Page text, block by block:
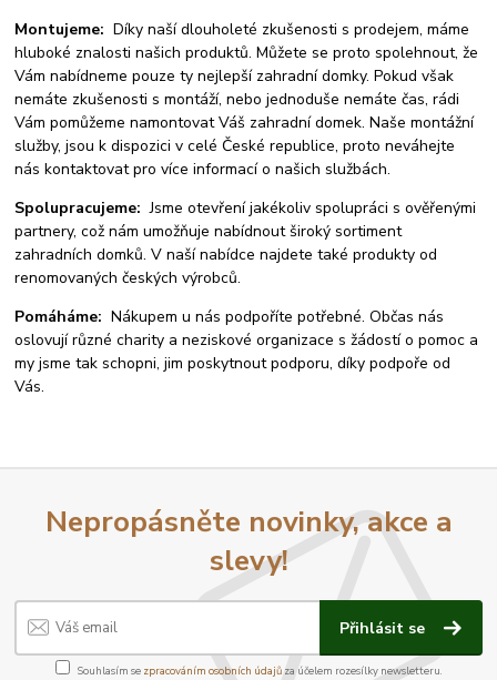
Montujeme:Díky naší dlouholeté zkušenosti s prodejem, máme
hluboké znalosti našich produktů. Můžete se proto spolehnout, že
Vám nabídneme pouze ty nejlepší zahradní domky. Pokud však
nemáte zkušenosti s montáží, nebo jednoduše nemáte čas, rádi
Vám pomůžeme namontovat Váš zahradní domek. Naše montážní
služby, jsou k dispozici v celé České republice, proto neváhejte
nás kontaktovat pro více informací o našich službách.
Spolupracujeme:Jsme otevření jakékoliv spolupráci s ověřenými
partnery, což nám umožňuje nabídnout široký sortiment
zahradních domků. V naší nabídce najdete také produkty od
renomovaných českých výrobců.
Pomáháme:Nákupem u nás podpoříte potřebné. Občas nás
oslovují různé charity a neziskové organizace s žádostí o pomoc a
my jsme tak schopni, jim poskytnout podporu, díky podpoře od
Vás.
Nepropásněte novinky, akce a
slevy!
Přihlásit se
Souhlasím se zpracováním osobních údajůza účelem rozesílky newsletteru.